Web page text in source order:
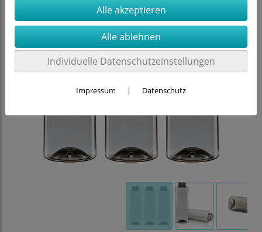
Individuelle Datenschutzeinstellungen
Impressum | Datenschutz